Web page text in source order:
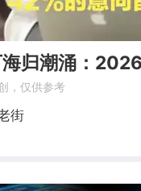
归潮涌：
，仅供参考
街